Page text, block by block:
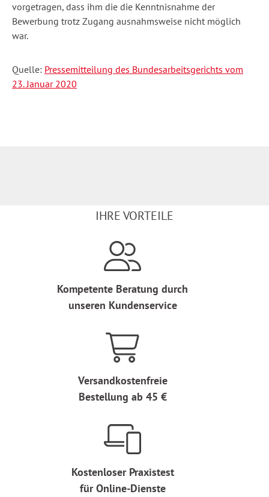
vorgetragen, dass ihm die die Kenntnisnahme der
Bewerbung trotz Zugang ausnahmsweise nicht möglich
war.
Quelle: Pressemitteilung des Bundesarbeitsgerichts vom
23. Januar 2020
IHRE VORTEILE
Kompetente Beratung durch
unseren Kundenservice
Versandkostenfreie
Bestellung ab 45 €
Kostenloser Praxistest
für Online-Dienste